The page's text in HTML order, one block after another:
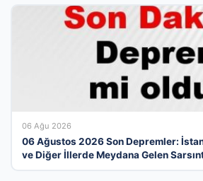
06 Ağu 2026
06 Ağustos 2026 Son Depremler:
ve Diğer İllerde Meydana Gelen